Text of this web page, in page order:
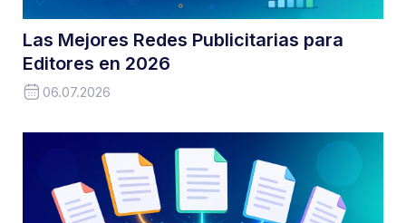
Las Mejores Redes Publicitarias para
Editores en 2026
06.07.2026